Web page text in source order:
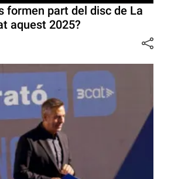
formen part del disc de La
aquest 2025?